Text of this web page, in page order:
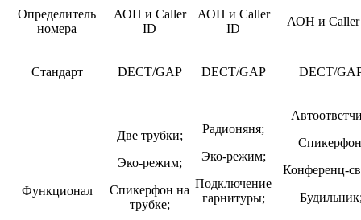
Определитель
номера
АОН и Caller
ID
АОН и Caller
ID
АОН и
Стандарт DECT/GAP DECT/GAP DECT/
Функционал
Две трубки;
Эко-режим;
Спикерфон на
трубке;
Радионяня;
Эко-режим;
Подключение
гарнитуры;
Конференц-